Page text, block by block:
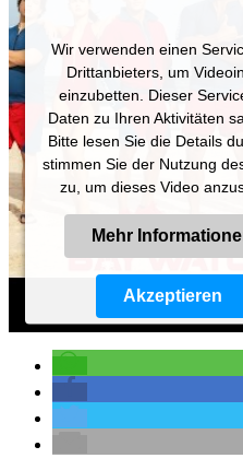
Wir verwenden einen
Drittanbieters, um
einzubetten. Dieser
Daten zu Ihren Aktivitäten
Bitte lesen Sie die Details
stimmen Sie der Nutzung
zu, um dieses Video
Mehr
Akzeptieren